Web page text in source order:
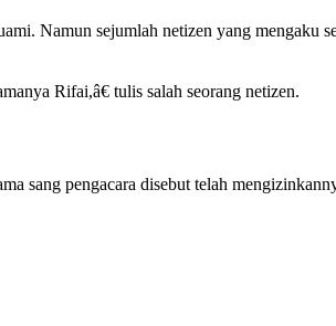
Namun sejumlah netizen yang mengaku
Rifai,â€ tulis salah seorang netizen.
sang pengacara disebut telah